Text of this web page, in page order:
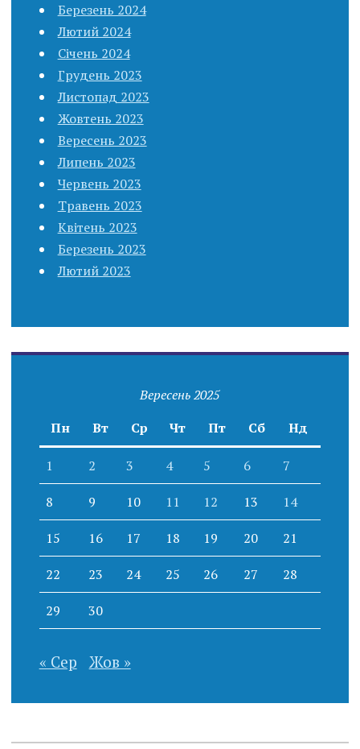
Березень 2024
Лютий 2024
Січень 2024
Грудень 2023
Листопад 2023
Жовтень 2023
Вересень 2023
Липень 2023
Червень 2023
Травень 2023
Квітень 2023
Березень 2023
Лютий 2023
Вересень 2025
Пн
Вт Ср Чт Пт Сб Нд
1 2 3 4 5 6 7
8 9 10 11 12 13 14
15 16 17 18 19 20 21
22 23 24 25 26 27 28
29 30
« Сер Жов »